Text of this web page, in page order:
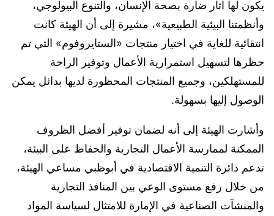
يكون لها آثار ضارة بصحة الإنسان، والتنوع البيولوجي،
وأنظمتنا البيئية الطبيعية»، مشيرة إلى أن الهيئة كانت
انتقائية للغاية في اختيار منتجات «الستايروفوم» التي تم
حظرها لتسهيل استمرارية الأعمال وتوفير الراحة
للمستهلكين، وجميع المنتجات المحظورة لديها بدائل يمكن
الوصول إليها بسهولة.
وأشارت الهيئة إلى أنه لضمان توفير أفضل الظروف
الممكنة لممارسة الأعمال التجارية والحفاظ على البيئة،
تدعم دائرة التنمية الاقتصادية في أبوظبي مساعي الهيئة،
من خلال رفع مستوى الوعي بين المنافذ التجارية
والمنشآت الصناعية في الإمارة للامتثال لسياسة المواد